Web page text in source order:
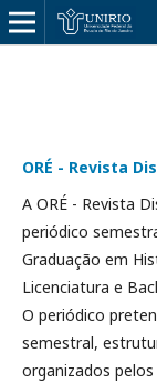
ORÉ - Revista
A ORÉ - Revista
periódico
Graduação em
Licenciatura e
O periódico
semestral,
organizados